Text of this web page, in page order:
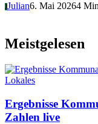
JJulian6. Mai 20264
Meistgelesen
Lokales
Ergebnisse
Zahlen live